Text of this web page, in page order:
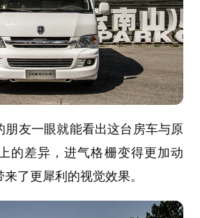
朋友一眼就能看出这台房车与原
的差异，进气格栅变得更加动
了更犀利的视觉效果。